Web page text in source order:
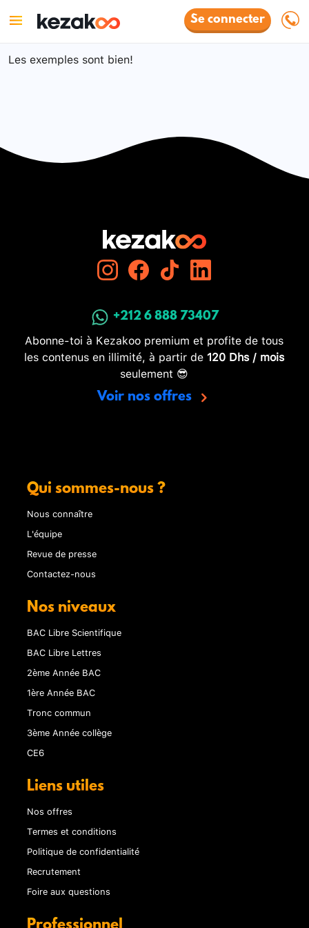
Se connecter
Les exemples sont bien!
+212 6 888 73407
Abonne-toi à Kezakoo premium et profite de tous
les contenus en illimité, à partir de 120 Dhs / mois
seulement 😎
Voir nos offres
Qui sommes-nous ?
Nous connaître
L'équipe
Revue de presse
Contactez-nous
Nos niveaux
BAC Libre Scientifique
BAC Libre Lettres
2ème Année BAC
1ère Année BAC
Tronc commun
3ème Année collège
CE6
Liens utiles
Nos offres
Termes et conditions
Politique de confidentialité
Recrutement
Foire aux questions